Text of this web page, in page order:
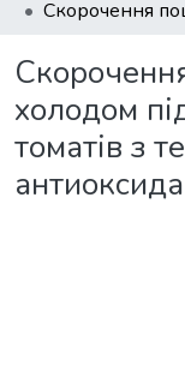
холодом
томатів з